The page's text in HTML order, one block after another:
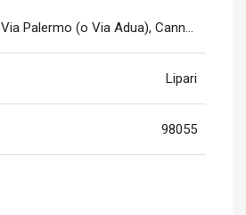
Via Palermo (o Via Adua), Canneto, Lipari
Lipari
98055